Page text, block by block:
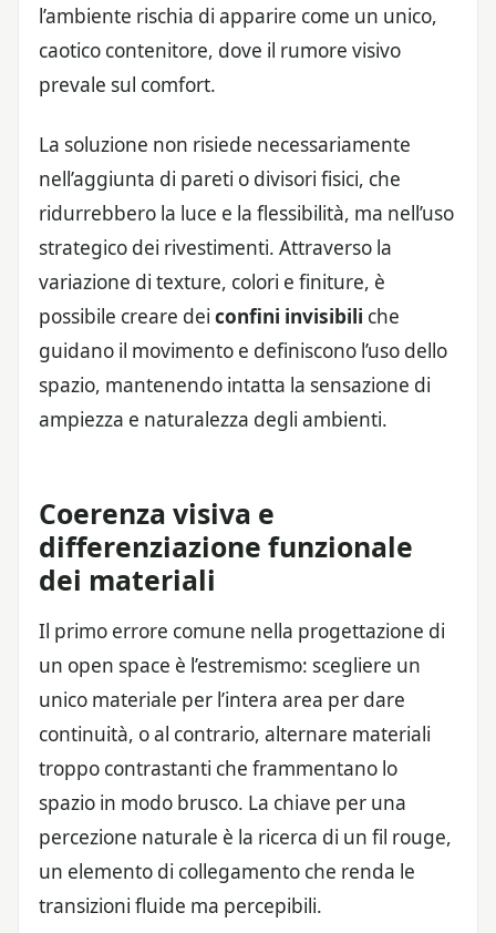
l’ambiente rischia di apparire come un unico,
caotico contenitore, dove il rumore visivo
prevale sul comfort.
La soluzione non risiede necessariamente
nell’aggiunta di pareti o divisori fisici, che
ridurrebbero la luce e la flessibilità, ma nell’uso
strategico dei rivestimenti. Attraverso la
variazione di texture, colori e finiture, è
possibile creare dei confini invisibili che
guidano il movimento e definiscono l’uso dello
spazio, mantenendo intatta la sensazione di
ampiezza e naturalezza degli ambienti.
Coerenza visiva e
differenziazione funzionale
dei materiali
Il primo errore comune nella progettazione di
un open space è l’estremismo: scegliere un
unico materiale per l’intera area per dare
continuità, o al contrario, alternare materiali
troppo contrastanti che frammentano lo
spazio in modo brusco. La chiave per una
percezione naturale è la ricerca di un fil rouge,
un elemento di collegamento che renda le
transizioni fluide ma percepibili.